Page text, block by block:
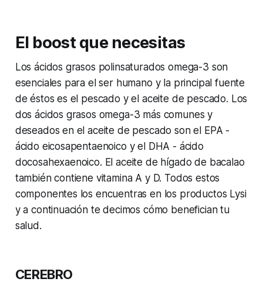
El boost que necesitas
Los ácidos grasos polinsaturados omega-3 son
esenciales para el ser humano y la principal fuente
de éstos es el pescado y el aceite de pescado. Los
dos ácidos grasos omega-3 más comunes y
deseados en el aceite de pescado son el EPA -
ácido eicosapentaenoico y el DHA - ácido
docosahexaenoico. El aceite de hígado de bacalao
también contiene vitamina A y D. Todos estos
componentes los encuentras en los productos Lysi
y a continuación te decimos cómo benefician tu
salud.
CEREBRO